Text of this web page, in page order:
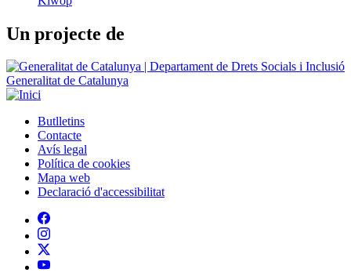
Un projecte de
Generalitat de Catalunya
Peu
Butlletins
Contacte
Avís legal
Política de cookies
Mapa web
Declaració d'accessibilitat